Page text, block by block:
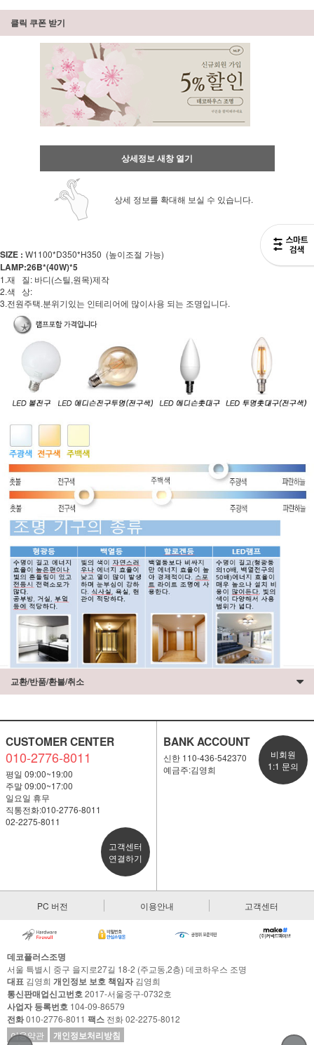
클릭 쿠폰 받기
상세정보 새창 열기
상세 정보를 확대해 보실 수 있습니다.
SIZE : W1100*D350*H350 (높이조절 가능)
LAMP:26B*(40W)*5
1.재 질: 바디(스틸,원목)제작
2.색 상:
3.전원주택.분위기있는 인테리어에 많이사용 되는 조명입니다.
교환/반품/환불/취소
CUSTOMER CENTER
010-2776-8011
평일 09:00~19:00
주말 09:00~17:00
일요일 휴무
직통전화:010-2776-8011
02-2275-8011
고객센터
연결하기
BANK ACCOUNT
신한 110-436-542370
예금주:김영희
비회원
1:1 문의
PC 버전 이용안내 고객센터
데코플러스조명
서울 특별시 중구 을지로27길 18-2 (주교동,2층) 데코하우스 조명
대표 김영희 개인정보 보호 책임자김영희
통신판매업신고번호2017-서울중구-0732호
사업자 등록번호 104-09-86579
전화010-2776-8011 팩스 전화 02-2275-8012
이용약관
개인정보처리방침